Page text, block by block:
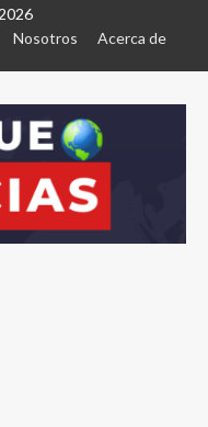
Nosotros
Acerca de